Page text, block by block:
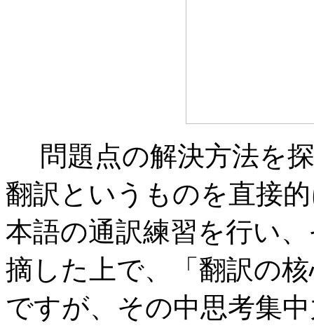
問題点の解決方法を
翻訳というものを直接
本語の通訳練習を行い
摘した上で、「翻訳の
ですが、その中思考集